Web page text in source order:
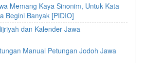
Memang Kaya Sinonim, Untuk Kata
Begini Banyak [PIDIO]
dan Kalender Jawa
Manual Petungan Jodoh Jawa